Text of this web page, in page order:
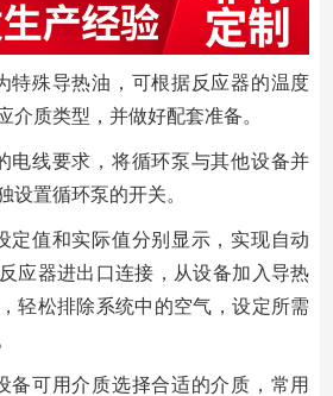
特殊导热油，可根据反应器的温度
介质类型，并做好配套准备。
电线要求，将循环泵与其他设备并
设置循环泵的开关。
定值和实际值分别显示，实现自动
应器进出口连接，从设备加入导热
轻松排除系统中的空气，设定所需
备可用介质选择合适的介质，常用